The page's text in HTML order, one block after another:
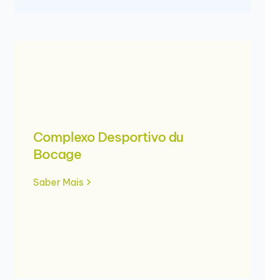
Complexo Desportivo du
Bocage
Saber Mais